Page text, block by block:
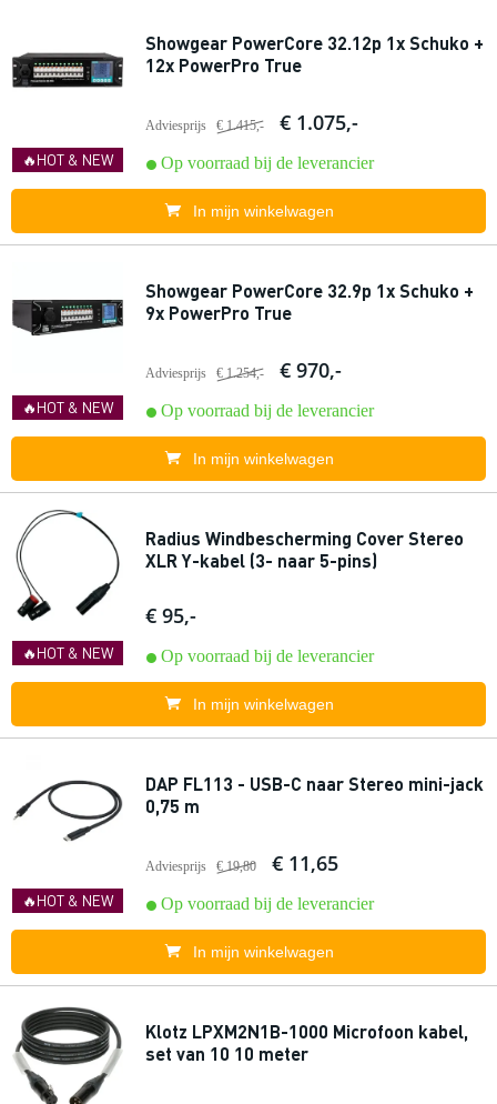
🔥HOT & NEW
Showgear PowerCore 32.12p 1x Schuko +
12x PowerPro True
Adviesprijs € 1.415,- € 1.075,-
Op voorraad bij de leverancier
In mijn winkelwagen
🔥HOT & NEW
Showgear PowerCore 32.9p 1x Schuko +
9x PowerPro True
Adviesprijs € 1.254,- € 970,-
Op voorraad bij de leverancier
In mijn winkelwagen
🔥HOT & NEW
Radius Windbescherming Cover Stereo
XLR Y-kabel (3- naar 5-pins)
€ 95,-
Op voorraad bij de leverancier
In mijn winkelwagen
🔥HOT & NEW
DAP FL113 - USB-C naar Stereo mini-jack
0,75 m
Adviesprijs € 19,80 € 11,65
Op voorraad bij de leverancier
In mijn winkelwagen
Klotz LPXM2N1B-1000 Microfoon kabel,
set van 10 10 meter